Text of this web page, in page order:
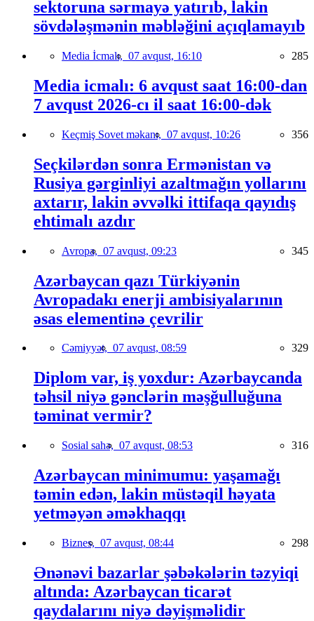
sektoruna sərmayə yatırıb, lakin
sövdələşmənin məbləğini açıqlamayıb
Media İcmalı, 07 avqust, 16:10 285
Media icmalı: 6 avqust saat 16:00-dan
7 avqust 2026-cı il saat 16:00-dək
Keçmiş Sovet məkanı, 07 avqust, 10:26 356
Seçkilərdən sonra Ermənistan və
Rusiya gərginliyi azaltmağın yollarını
axtarır, lakin əvvəlki ittifaqa qayıdış
ehtimalı azdır
Avropa, 07 avqust, 09:23 345
Azərbaycan qazı Türkiyənin
Avropadakı enerji ambisiyalarının
əsas elementinə çevrilir
Cəmiyyət, 07 avqust, 08:59 329
Diplom var, iş yoxdur: Azərbaycanda
təhsil niyə gənclərin məşğulluğuna
təminat vermir?
Sosial sahə, 07 avqust, 08:53 316
Azərbaycan minimumu: yaşamağı
təmin edən, lakin müstəqil həyata
yetməyən əməkhaqqı
Biznes, 07 avqust, 08:44 298
Ənənəvi bazarlar şəbəkələrin təzyiqi
altında: Azərbaycan ticarət
qaydalarını niyə dəyişməlidir